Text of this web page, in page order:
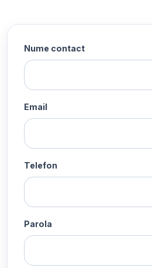
Nume contact
Email
Telefon
Parola